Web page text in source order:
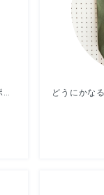
これぼくのものだから クマの刺繍ポーチ / バッグ / アッコモン